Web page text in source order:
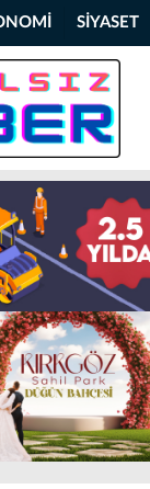
SİYASET